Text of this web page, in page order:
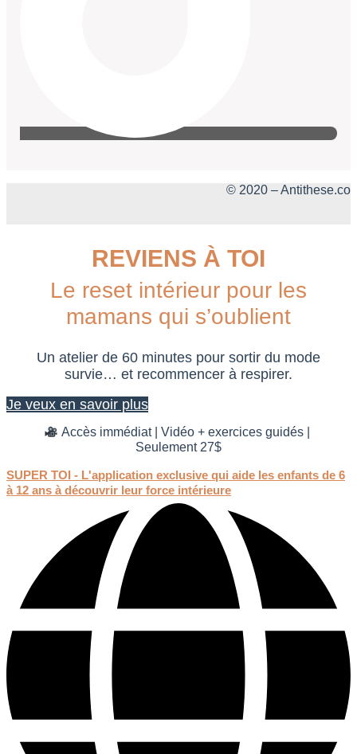
© 2020 – Antithese.co
REVIENS À TOI
Le reset intérieur pour les
mamans qui s’oublient
Un atelier de 60 minutes pour sortir du mode
survie… et recommencer à respirer.
Je veux en savoir plus
Accès immédiat | Vidéo + exercices guidés |
Seulement 27$
SUPER TOI - L'application exclusive qui aide les enfants de 6
à 12 ans à découvrir leur force intérieure